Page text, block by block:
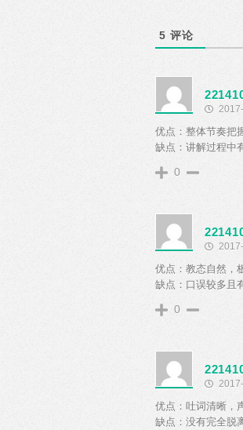
5 评论
优点：整体节奏把
缺点：讲解过程中
0
优点：教态自然，
缺点：口误较多且
0
优点：吐词清晰，
缺点：没有完全脱